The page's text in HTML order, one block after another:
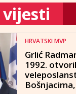
vijesti
HRVATSKI MVP
Grlić
1992.